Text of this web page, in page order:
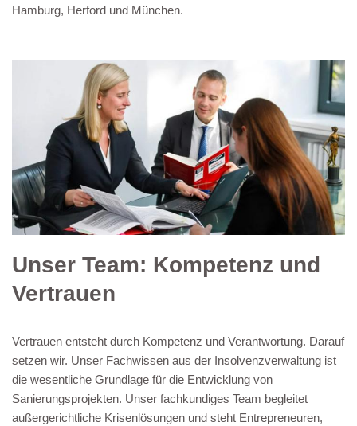
Hamburg, Herford und München.
Unser Team: Kompetenz und
Vertrauen
Vertrauen entsteht durch Kompetenz und Verantwortung. Darauf
setzen wir. Unser Fachwissen aus der Insolvenzverwaltung ist
die wesentliche Grundlage für die Entwicklung von
Sanierungsprojekten. Unser fachkundiges Team begleitet
außergerichtliche Krisenlösungen und steht Entrepreneuren,